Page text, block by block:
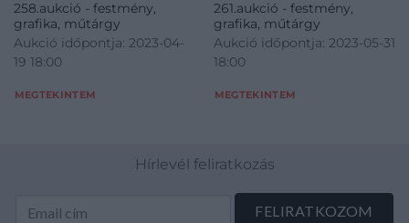
258.aukció - festmény,
grafika, műtárgy
Aukció időpontja: 2023-04-
19 18:00
MEGTEKINTEM
261.aukció - festmény,
grafika, műtárgy
Aukció időpontja: 2023-05-31
18:00
MEGTEKINTEM
Hírlevél feliratkozás